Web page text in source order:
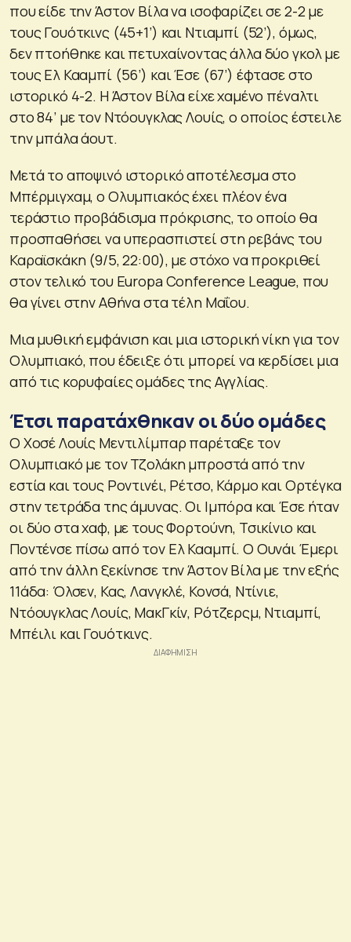
που είδε την Άστον Βίλα να ισοφαρίζει σε 2-2 με
τους Γουότκινς (45+1’) και Ντιαμπί (52’), όμως,
δεν πτοήθηκε και πετυχαίνοντας άλλα δύο γκολ με
τους Ελ Κααμπί (56’) και Έσε (67’) έφτασε στο
ιστορικό 4-2. Η Άστον Βίλα είχε χαμένο πέναλτι
στο 84’ με τον Ντόουγκλας Λουίς, ο οποίος έστειλε
την μπάλα άουτ.
Μετά το αποψινό ιστορικό αποτέλεσμα στο
Μπέρμιγχαμ, ο Ολυμπιακός έχει πλέον ένα
τεράστιο προβάδισμα πρόκρισης, το οποίο θα
προσπαθήσει να υπερασπιστεί στη ρεβάνς του
Καραϊσκάκη (9/5, 22:00), με στόχο να προκριθεί
στον τελικό του Europa Conference League, που
θα γίνει στην Αθήνα στα τέλη Μαΐου.
Μια μυθική εμφάνιση και μια ιστορική νίκη για τον
Ολυμπιακό, που έδειξε ότι μπορεί να κερδίσει μια
από τις κορυφαίες ομάδες της Αγγλίας.
Έτσι παρατάχθηκαν οι δύο ομάδες
Ο Χοσέ Λουίς Μεντιλίμπαρ παρέταξε τον
Ολυμπιακό με τον Τζολάκη μπροστά από την
εστία και τους Ροντινέι, Ρέτσο, Κάρμο και Ορτέγκα
στην τετράδα της άμυνας. Οι Ιμπόρα και Έσε ήταν
οι δύο στα χαφ, με τους Φορτούνη, Τσικίνιο και
Ποντένσε πίσω από τον Ελ Κααμπί. Ο Ουνάι Έμερι
από την άλλη ξεκίνησε την Άστον Βίλα με την εξής
11άδα: Όλσεν, Κας, Λανγκλέ, Κονσά, Ντίνιε,
Ντόουγκλας Λουίς, ΜακΓκίν, Ρότζερςμ, Ντιαμπί,
Μπέιλι και Γουότκινς.